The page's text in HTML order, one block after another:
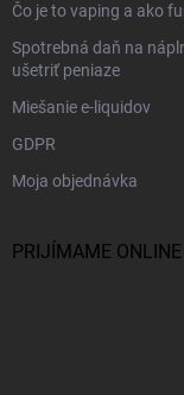
Čo je to vaping a ako
Spotrebná daň na
ušetriť peniaze
Miešanie e-liquidov
GDPR
Moja objednávka
PRIJÍMAME